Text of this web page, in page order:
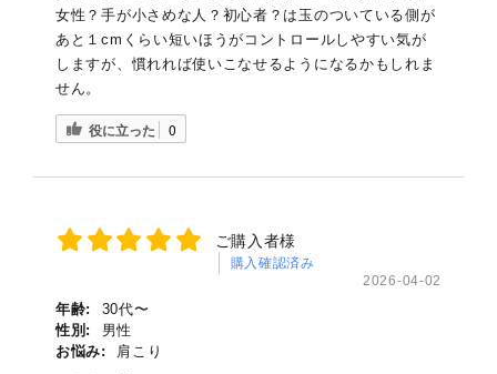
女性？手が小さめな人？初心者？は玉のついている側が
あと１cmくらい短いほうがコントロールしやすい気が
しますが、慣れれば使いこなせるようになるかもしれま
せん。
役に立った 0
ご購入者様
購入確認済み
2026-04-02
年齢:
30代〜
性別:
男性
お悩み:
肩こり